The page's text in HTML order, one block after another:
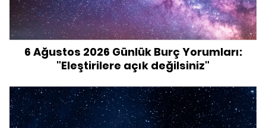
6 Ağustos 2026 Günlük Burç Yorumları:
"Eleştirilere açık değilsiniz"